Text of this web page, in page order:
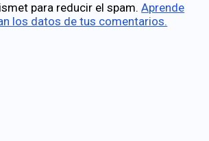
para reducir el spam.Aprende
los datos de tus comentarios.